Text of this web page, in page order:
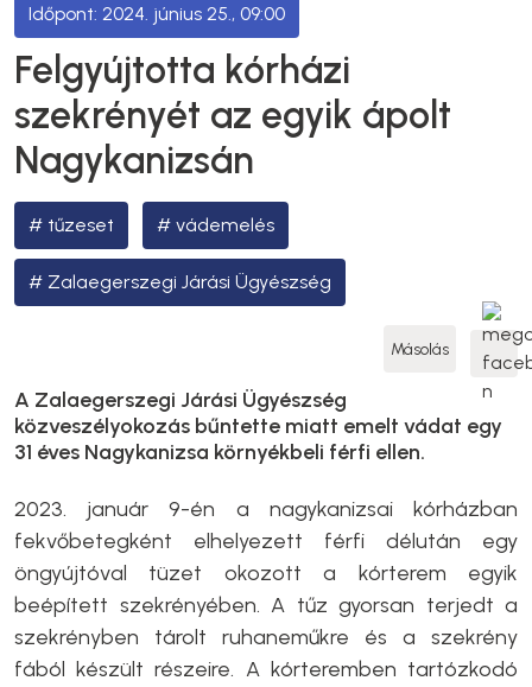
2024. június 25., 09:00
Felgyújtotta kórházi
szekrényét az egyik ápolt
Nagykanizsán
tűzeset vádemelés
Zalaegerszegi Járási Ügyészség
Másolás
A Zalaegerszegi Járási Ügyészség
közveszélyokozás bűntette miatt emelt vádat egy
31 éves Nagykanizsa környékbeli férfi ellen.
2023. január 9-én a nagykanizsai kórházban
fekvőbetegként elhelyezett férfi délután egy
öngyújtóval tüzet okozott a kórterem egyik
beépített szekrényében. A tűz gyorsan terjedt a
szekrényben tárolt ruhaneműkre és a szekrény
fából készült részeire. A kórteremben tartózkodó